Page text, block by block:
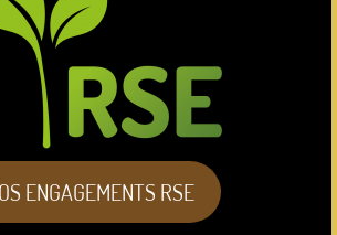
ENGAGEMENTS RSE